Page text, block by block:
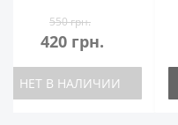
2 082 грн.
В КОРЗИНУ